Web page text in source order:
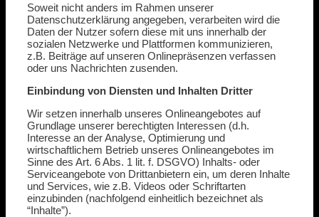
Soweit nicht anders im Rahmen unserer
Datenschutzerklärung angegeben, verarbeiten wird die
Daten der Nutzer sofern diese mit uns innerhalb der
sozialen Netzwerke und Plattformen kommunizieren,
z.B. Beiträge auf unseren Onlinepräsenzen verfassen
oder uns Nachrichten zusenden.
Einbindung von Diensten und Inhalten Dritter
Wir setzen innerhalb unseres Onlineangebotes auf
Grundlage unserer berechtigten Interessen (d.h.
Interesse an der Analyse, Optimierung und
wirtschaftlichem Betrieb unseres Onlineangebotes im
Sinne des Art. 6 Abs. 1 lit. f. DSGVO) Inhalts- oder
Serviceangebote von Drittanbietern ein, um deren Inhalte
und Services, wie z.B. Videos oder Schriftarten
einzubinden (nachfolgend einheitlich bezeichnet als
“Inhalte”).